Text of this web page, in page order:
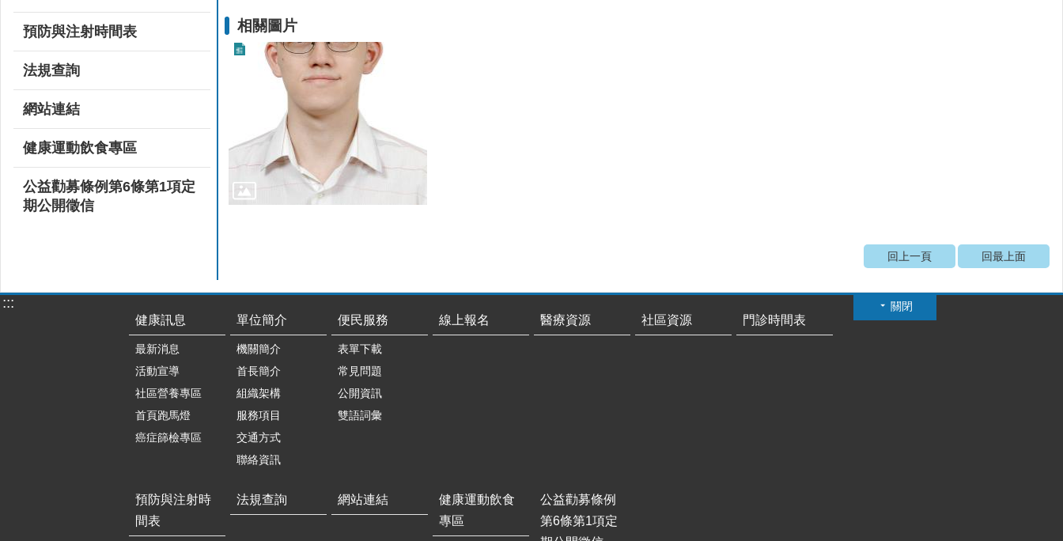
預防與注射時間表
法規查詢
網站連結
健康運動飲食專區
公益勸募條例第6條第1項定
期公開徵信
相關圖片
回上一頁 回最上面
關閉
:::
健康訊息
最新消息
活動宣導
社區營養專區
首頁跑馬燈
癌症篩檢專區
單位簡介
機關簡介
首長簡介
組織架構
服務項目
交通方式
聯絡資訊
便民服務
表單下載
常見問題
公開資訊
雙語詞彙
線上報名 醫療資源 社區資源 門診時間表
預防與注射時
間表
法規查詢 網站連結
健康運動飲食
專區
公益勸募條例
第6條第1項定